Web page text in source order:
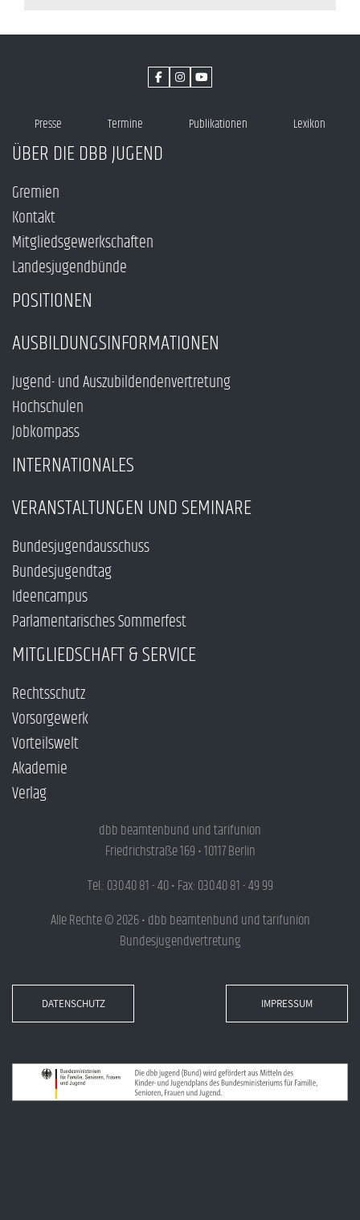
Presse Termine Publikationen Lexikon
ÜBER DIE DBB JUGEND
Gremien
Kontakt
Mitgliedsgewerkschaften
Landesjugendbünde
POSITIONEN
AUSBILDUNGSINFORMATIONEN
Jugend- und Auszubildendenvertretung
Hochschulen
Jobkompass
INTERNATIONALES
VERANSTALTUNGEN UND SEMINARE
Bundesjugendausschuss
Bundesjugendtag
Ideencampus
Parlamentarisches Sommerfest
MITGLIEDSCHAFT & SERVICE
Rechtsschutz
Vorsorgewerk
Vorteilswelt
Akademie
Verlag
dbb beamtenbund und tarifunion
Friedrichstraße 169 • 10117 Berlin
Tel.: 030.40 81 - 40 • Fax: 030.40 81 - 49 99
Alle Rechte © 2026 • dbb beamtenbund und tarifunion
Bundesjugendvertretung
DATENSCHUTZ IMPRESSUM